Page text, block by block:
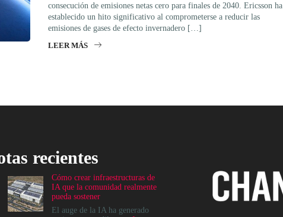
consecución de emisiones netas cero para finales de 2040. Ericsson ha
establecido un hito significativo al comprometerse a reducir las
emisiones de gases de efecto invernadero […]
LEER MÁS
recientes
Cómo crear infraestructuras de
IA que la comunidad realmente
pueda sostener
El auge de la IA ha generado